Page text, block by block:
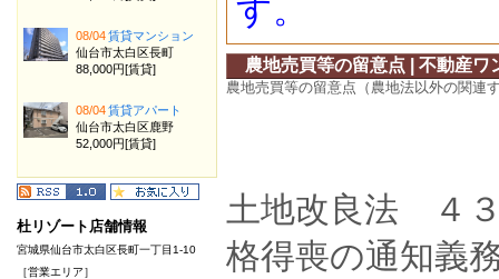
す。
農地売買等の留意点 | 不動産ワ
農地売買等の留意点（農地法以外の関連
土地改良法 ４
格得喪の通知義
08/04賃貸マンション
仙台市太白区長町
88,000円[賃貸]
08/04賃貸アパート
仙台市太白区鹿野
52,000円[賃貸]
杜リゾート店舗情報
宮城県仙台市太白区長町一丁目1-10
［営業エリア］